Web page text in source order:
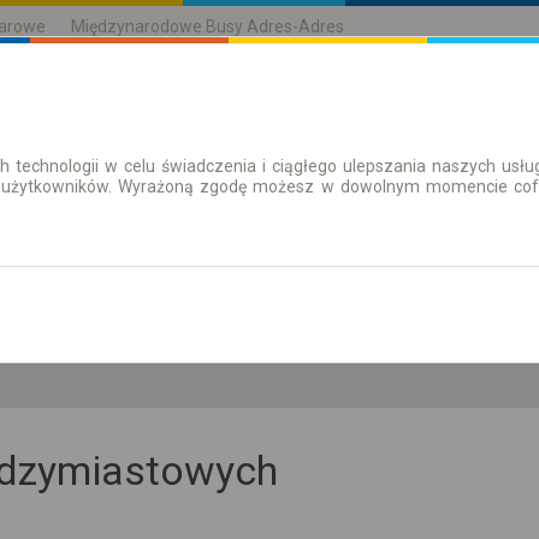
Międzynarodowe Busy Adres-Adres
| Bilety Bilety okresowe
technologii w celu świadczenia i ciągłego ulepszania naszych
Wyrażoną zgodę możesz w dowolnym momencie